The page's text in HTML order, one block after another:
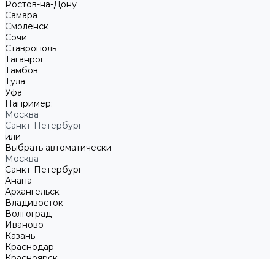
Ростов-на-Дону
Самара
Смоленск
Сочи
Ставрополь
Таганрог
Тамбов
Тула
Уфа
Например:
Москва
Санкт-Петербург
или
Выбрать автоматически
Москва
Санкт-Петербург
Анапа
Архангельск
Владивосток
Волгоград
Иваново
Казань
Краснодар